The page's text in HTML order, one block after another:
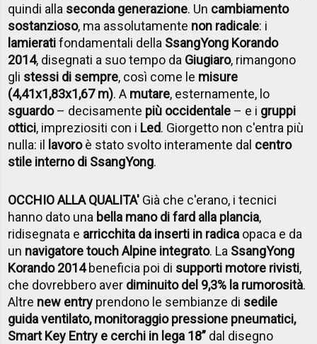
quindi alla seconda generazione. Un cambiamento
sostanzioso, ma assolutamente non radicale: i
lamieratifondamentali della SsangYong Korando
2014, disegnati a suo tempo da Giugiaro, rimangono
gli stessi di sempre, così come le misure
(4,41x1,83x1,67 m). A mutare, esternamente, lo
sguardo– decisamente più occidentale – e i gruppi
ottici, impreziositi con i Led. Giorgetto non c'entra più
nulla: il lavoroè stato svolto interamente dal centro
stile interno di SsangYong.
OCCHIO ALLA QUALITA' Già che c'erano, i tecnici
hanno dato una bella mano di fard alla plancia,
ridisegnata e arricchita da inserti in radica opaca e da
un navigatore touch Alpine integrato. La SsangYong
Korando 2014beneficia poi di supporti motore rivisti,
che dovrebbero aver diminuito del 9,3% la rumorosità.
Altre new entry prendono le sembianze di sedile
guida ventilato, monitoraggio pressione pneumatici,
Smart Key Entry e cerchi in lega 18” dal disegno